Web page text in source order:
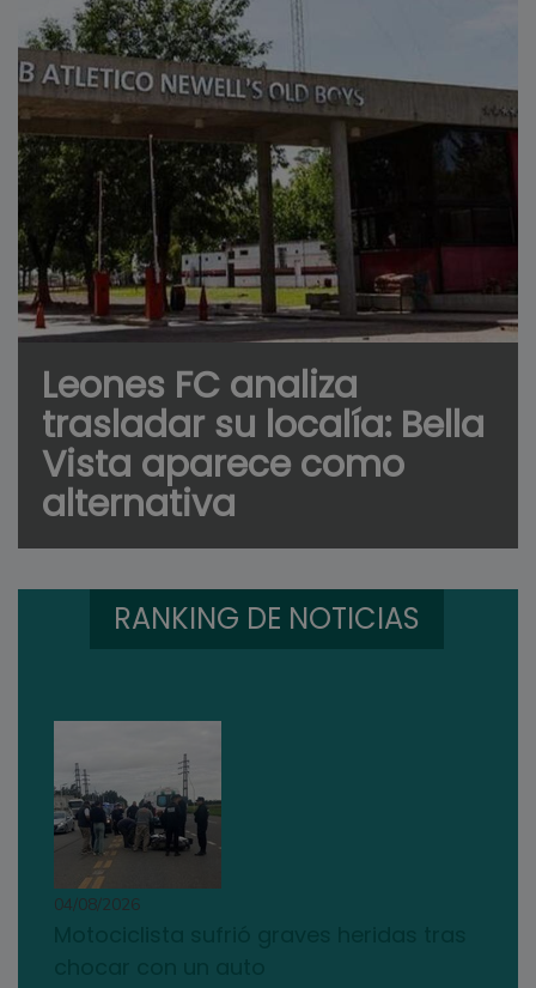
Leones FC analiza
trasladar su localía: Bella
Vista aparece como
alternativa
RANKING DE NOTICIAS
04/08/2026